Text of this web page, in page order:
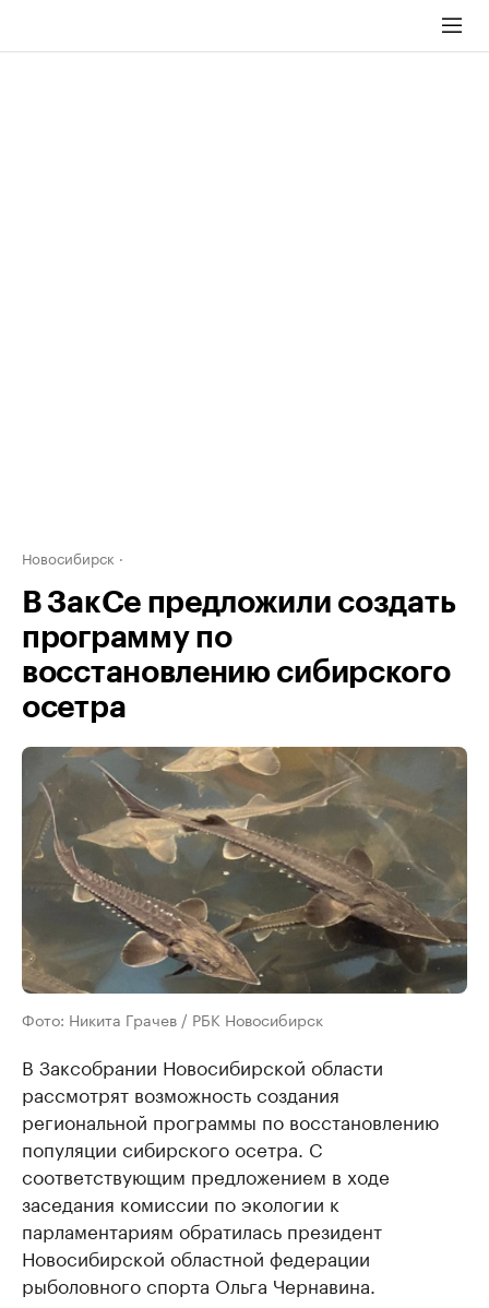
Новосибирск
В ЗакСе предложили создать
программу по
восстановлению сибирского
осетра
Фото: Никита Грачев / РБК Новосибирск
В Заксобрании Новосибирской области
рассмотрят возможность создания
региональной программы по восстановлению
популяции сибирского осетра. С
соответствующим предложением в ходе
заседания комиссии по экологии к
парламентариям обратилась президент
Новосибирской областной федерации
рыболовного спорта Ольга Чернавина.